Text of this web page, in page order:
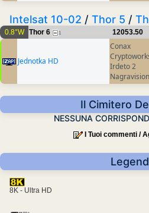
Intelsat 10-02 / Thor 5 /
0.8°W Thor 6 1 12053.50
Jednotka HD
Conax
Irdeto 2
Il Cimitero
NESSUNA
I Tuoi commenti /
8K - Ultra HD